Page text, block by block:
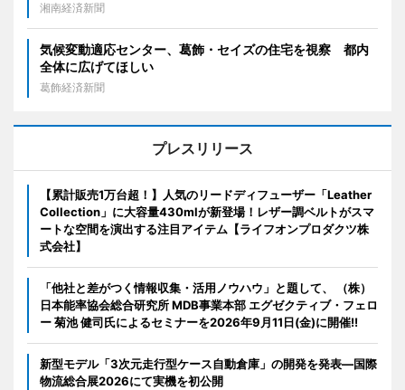
湘南経済新聞
気候変動適応センター、葛飾・セイズの住宅を視察 都内
全体に広げてほしい
葛飾経済新聞
プレスリリース
【累計販売1万台超！】人気のリードディフューザー「Leather
Collection」に大容量430mlが新登場！レザー調ベルトがスマ
ートな空間を演出する注目アイテム【ライフオンプロダクツ株
式会社】
「他社と差がつく情報収集・活用ノウハウ」と題して、 （株）
日本能率協会総合研究所 MDB事業本部 エグゼクティブ・フェロ
ー 菊池 健司氏によるセミナーを2026年9月11日(金)に開催!!
新型モデル「3次元走行型ケース自動倉庫」の開発を発表―国際
物流総合展2026にて実機を初公開